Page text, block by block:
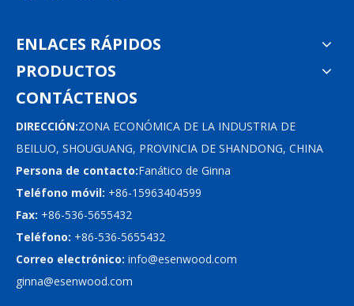
ENLACES RÁPIDOS
PRODUCTOS
CONTÁCTENOS
DIRECCIÓN:ZONA ECONÓMICA DE LA INDUSTRIA DE
BEILUO, SHOUGUANG, PROVINCIA DE SHANDONG, CHINA
Persona de contacto:Fanático de Ginna
Teléfono móvil: +86-15963404599
Fax: +86-536-5655432
Teléfono: +86-536-5655432
Correo electrónico: info@esenwood.com
ginna@esenwood.com